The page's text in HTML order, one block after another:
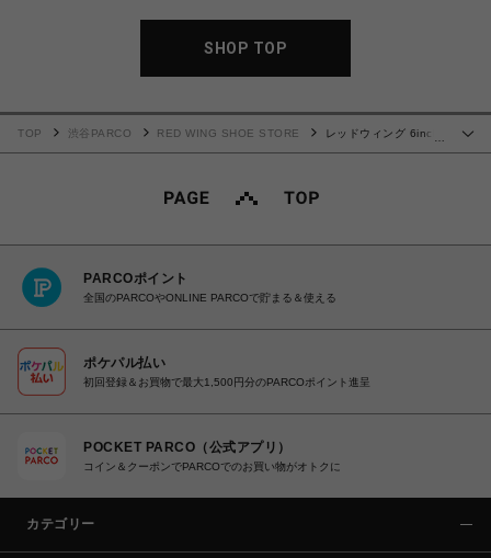
SHOP TOP
TOP 渋谷PARCO RED WING SHOE STORE
レッドウィング 6inch
PARCOポイント
全国のPARCOやONLINE PARCOで貯まる＆使える
ポケパル払い
初回登録＆お買物で最大1,500円分のPARCOポイント進呈
POCKET PARCO（公式アプリ）
コイン＆クーポンでPARCOでのお買い物がオトクに
カテゴリー